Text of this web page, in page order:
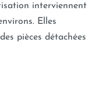
interviennent
Elles
pièces détachées